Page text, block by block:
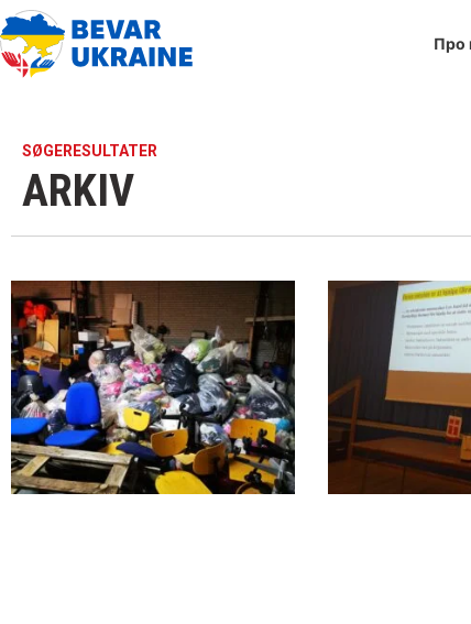
Про
SØGERESULTATER
ARKIV